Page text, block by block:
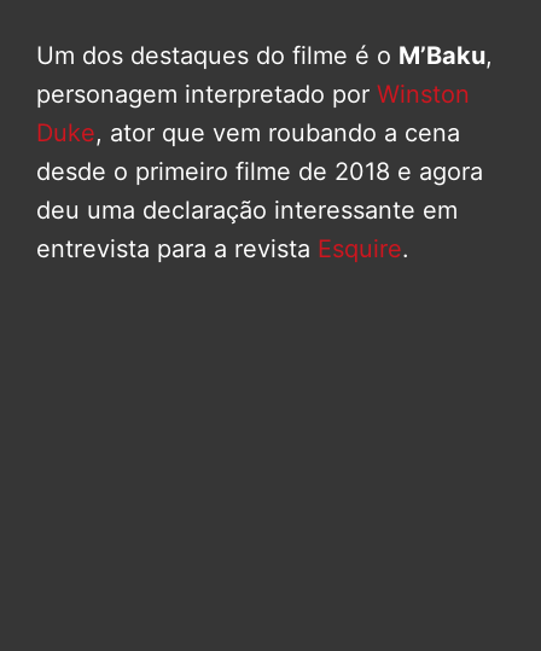
Um dos destaques do filme é o M’Baku,
personagem interpretado por Winston
Duke, ator que vem roubando a cena
desde o primeiro filme de 2018 e agora
deu uma declaração interessante em
entrevista para a revista Esquire.